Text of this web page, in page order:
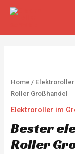
Inhalt
Home / Elektroroller
Roller Großhandel
Elektroroller im
Bester
Roller